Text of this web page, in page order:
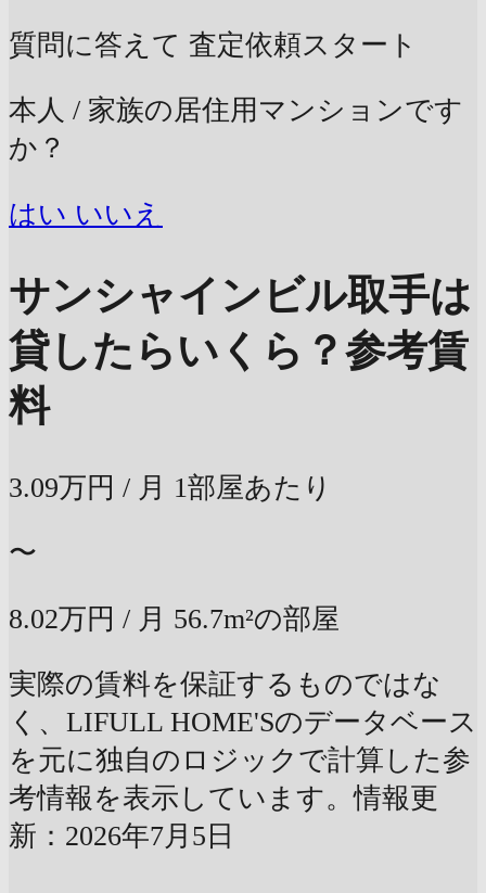
質問に答えて 査定依頼スタート
本人 / 家族の居住用マンションです
か？
はい いいえ
サンシャインビル取手は
貸したらいくら？参考賃
料
3.09万円 / 月 1部屋あたり
〜
8.02万円 / 月 56.7m²の部屋
実際の賃料を保証するものではな
く、LIFULL HOME'Sのデータベース
を元に独自のロジックで計算した参
考情報を表示しています。情報更
新：2026年7月5日